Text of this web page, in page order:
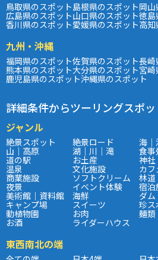
鳥取県のスポット島根県のスポット岡山
広島県のスポット山口県のスポット徳島
香川県のスポット愛媛県のスポット高知
九州・沖縄
福岡県のスポット佐賀県のスポット長崎
熊本県のスポット大分県のスポット宮崎
鹿児島県のスポット沖縄県のスポット
詳細条件からツーリングスポ
ジャンル
絶景スポット 絶景ロード 海｜
山｜高原 湖｜川｜滝 食事
道の駅 お土産 神社
温泉 文化施設 カ
商業施設 ソフトクリーム 林道
夜景 イベント体験 宿泊
美術館｜資料館 海鮮 ダム
キャンプ場 スイーツ 珍ス
動植物園 お肉 麺類
お酒 ライダーハウス
東西南北の端